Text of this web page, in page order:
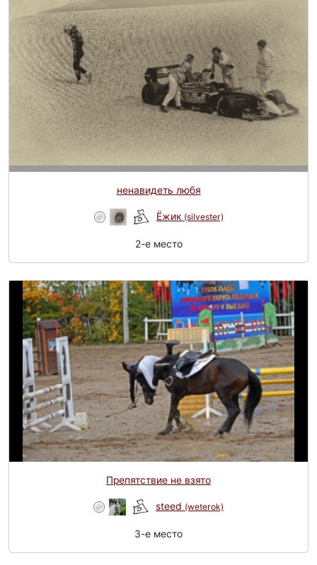
ненавидеть любя
Ёжик (silvester)
2-e место
Препятствие не взято
steed (weterok)
3-e место